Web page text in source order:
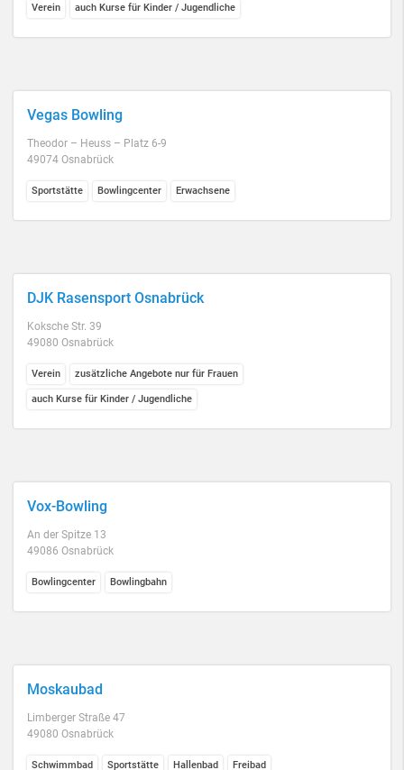
Verein auch Kurse für Kinder / Jugendliche
Vegas Bowling
Theodor – Heuss – Platz 6-9
49074 Osnabrück
Sportstätte Bowlingcenter Erwachsene
DJK Rasensport Osnabrück
Koksche Str. 39
49080 Osnabrück
Verein zusätzliche Angebote nur für Frauen
auch Kurse für Kinder / Jugendliche
Vox-Bowling
An der Spitze 13
49086 Osnabrück
Bowlingcenter Bowlingbahn
Moskaubad
Limberger Straße 47
49080 Osnabrück
Schwimmbad Sportstätte Hallenbad Freibad